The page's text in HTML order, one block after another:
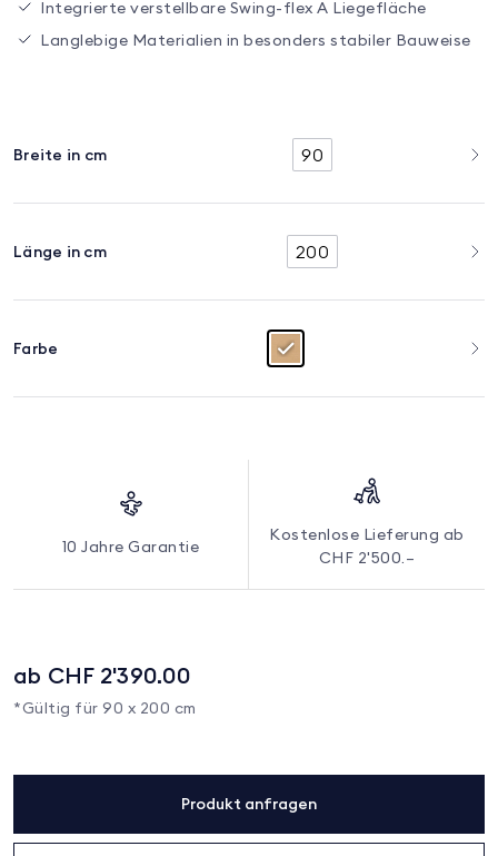
Integrierte verstellbare Swing-flex A Liegefläche
Langlebige Materialien in besonders stabiler Bauweise
Breite in cm 90
Länge in cm 200
Farbe
10 Jahre Garantie
Kostenlose Lieferung ab
CHF 2'500.–
ab CHF 2'390.00
*Gültig für 90 x 200 cm
Produkt anfragen